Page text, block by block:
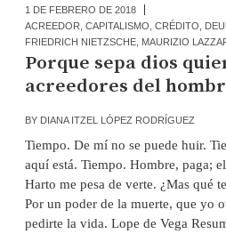
1 DE FEBRERO DE 2018
ACREEDOR CAPITALISMO CRÉDITO
FRIEDRICH NIETZSCHE, MAURIZIO
Porque sepa dios
acreedores del
BY DIANA ITZEL LÓPEZ RODRÍGUEZ
Tiempo. De mí no se puede huir.
aquí está. Tiempo. Hombre, paga;
Harto me pesa de verte. ¿Mas qué
Por un poder de la muerte, que yo
pedirte la vida. Lope de Vega